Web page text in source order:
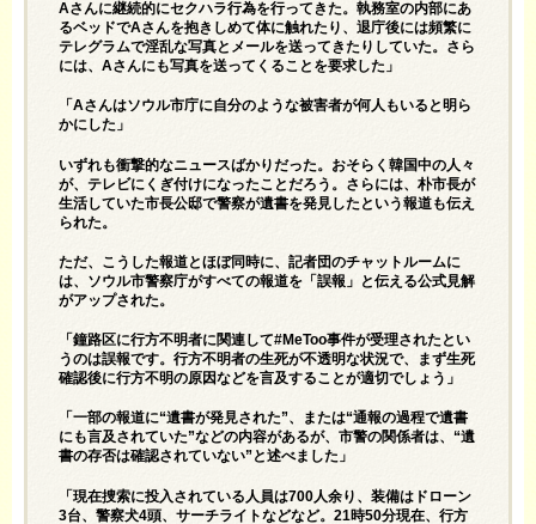
Aさんに継続的にセクハラ行為を行ってきた。執務室の内部にあ
るベッドでAさんを抱きしめて体に触れたり、退庁後には頻繁に
テレグラムで淫乱な写真とメールを送ってきたりしていた。さら
には、Aさんにも写真を送ってくることを要求した」
「Aさんはソウル市庁に自分のような被害者が何人もいると明ら
かにした」
いずれも衝撃的なニュースばかりだった。おそらく韓国中の人々
が、テレビにくぎ付けになったことだろう。さらには、朴市長が
生活していた市長公邸で警察が遺書を発見したという報道も伝え
られた。
ただ、こうした報道とほぼ同時に、記者団のチャットルームに
は、ソウル市警察庁がすべての報道を「誤報」と伝える公式見解
がアップされた。
「鐘路区に行方不明者に関連して#MeToo事件が受理されたとい
うのは誤報です。行方不明者の生死が不透明な状況で、まず生死
確認後に行方不明の原因などを言及することが適切でしょう」
「一部の報道に“遺書が発見された”、または“通報の過程で遺書
にも言及されていた”などの内容があるが、市警の関係者は、“遺
書の存否は確認されていない”と述べました」
「現在捜索に投入されている人員は700人余り、装備はドローン
3台、警察犬4頭、サーチライトなどなど。21時50分現在、行方